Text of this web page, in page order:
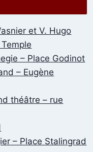
et V. Hugo
– Place Godinot
– Eugène
théâtre – rue
– Place Stalingrad